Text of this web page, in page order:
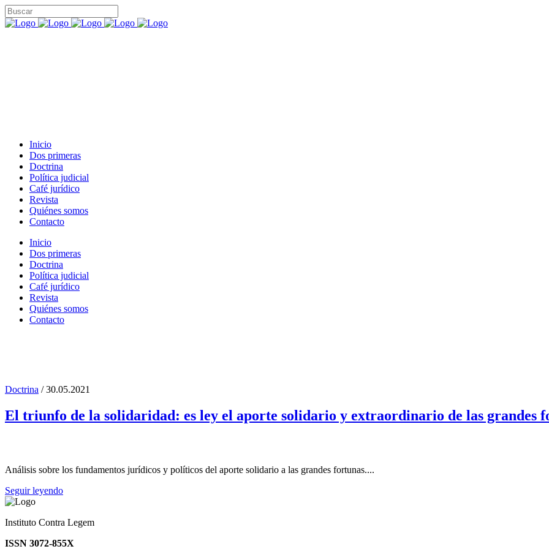
Inicio
Dos primeras
Doctrina
Política judicial
Café jurídico
Revista
Quiénes somos
Contacto
Inicio
Dos primeras
Doctrina
Política judicial
Café jurídico
Revista
Quiénes somos
Contacto
aporte solidario Tag
Doctrina / 30.05.2021
El triunfo de la solidaridad: es ley el aporte solidario y extraordinario de las grandes
Análisis sobre los fundamentos jurídicos y políticos del aporte solidario a las grandes fortunas....
Seguir leyendo
Instituto Contra Legem
ISSN 3072-855X